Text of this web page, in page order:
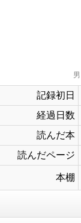
男
記録初日
経過日数
読んだ本
読んだページ
本棚